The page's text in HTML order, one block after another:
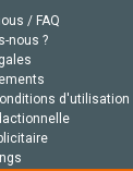
/ FAQ
nous ?
d'utilisation